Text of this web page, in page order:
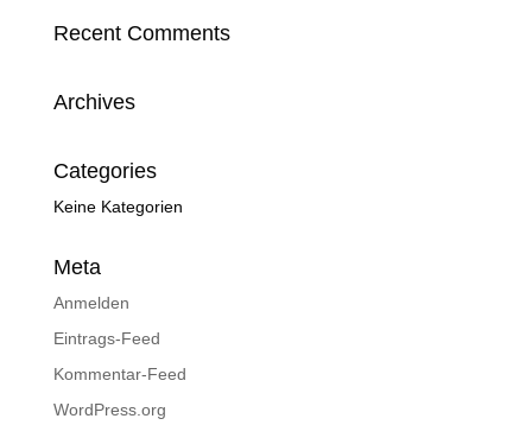
Recent Comments
Archives
Categories
Keine Kategorien
Meta
Anmelden
Eintrags-Feed
Kommentar-Feed
WordPress.org